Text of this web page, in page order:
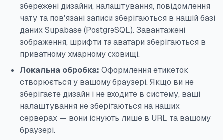
збережені дизайни, налаштування, повідомлення
чату та пов'язані записи зберігаються в нашій базі
даних Supabase (PostgreSQL). Завантажені
зображення, шрифти та аватари зберігаються в
приватному хмарному сховищі.
Локальна обробка: Оформлення етикеток
створюється у вашому браузері. Якщо ви не
зберігаєте дизайн і не входите в систему, ваші
налаштування не зберігаються на наших
серверах — вони існують лише в URL та вашому
браузері.